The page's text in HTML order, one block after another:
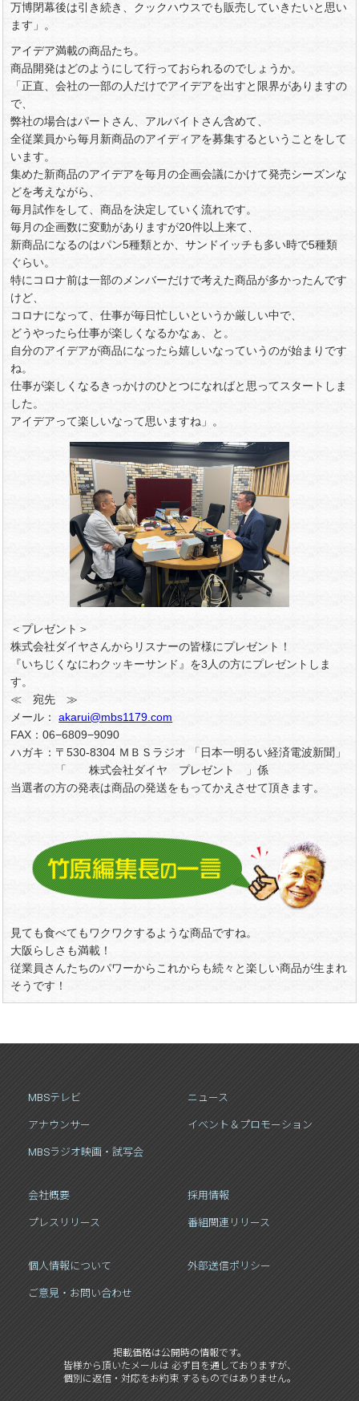
万博閉幕後は引き続き、クックハウスでも販売していきたいと思い
ます」。
アイデア満載の商品たち。
商品開発はどのようにして行っておられるのでしょうか。
「正直、会社の一部の人だけでアイデアを出すと限界がありますの
で、
弊社の場合はパートさん、アルバイトさん含めて、
全従業員から毎月新商品のアイディアを募集するということをして
います。
集めた新商品のアイデアを毎月の企画会議にかけて発売シーズンな
どを考えながら、
毎月試作をして、商品を決定していく流れです。
毎月の企画数に変動がありますが20件以上来て、
新商品になるのはパン5種類とか、サンドイッチも多い時で5種類
ぐらい。
特にコロナ前は一部のメンバーだけで考えた商品が多かったんです
けど、
コロナになって、仕事が毎日忙しいというか厳しい中で、
どうやったら仕事が楽しくなるかなぁ、と。
自分のアイデアが商品になったら嬉しいなっていうのが始まりです
ね。
仕事が楽しくなるきっかけのひとつになればと思ってスタートしま
した。
アイデアって楽しいなって思いますね」。
＜プレゼント＞
株式会社ダイヤさんからリスナーの皆様にプレゼント！
『いちじくなにわクッキーサンド』を3人の方にプレゼントしま
す。
≪ 宛先 ≫
メール：akarui@mbs1179.com
FAX：06−6809−9090
ハガキ：〒530-8304 ＭＢＳラジオ 「日本一明るい経済電波新聞」
「 株式会社ダイヤ プレゼント 」係
当選者の方の発表は商品の発送をもってかえさせて頂きます。
見ても食べてもワクワクするような商品ですね。
大阪らしさも満載！
従業員さんたちのパワーからこれからも続々と楽しい商品が生まれ
そうです！
MBSテレビ ニュース
アナウンサー イベント＆プロモーション
MBSラジオ映画・試写会
会社概要 採用情報
プレスリリース 番組関連リリース
個人情報について 外部送信ポリシー
ご意見・お問い合わせ
掲載価格は公開時の情報です。
皆様から頂いたメールは 必ず目を通しておりますが、
個別に返信・対応をお約束 するものではありません。